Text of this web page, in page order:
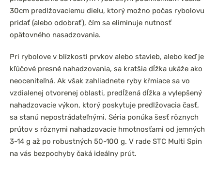
30cm predlžovaciemu dielu, ktorý možno počas rybolovu
pridať (alebo odobrať), čím sa eliminuje nutnosť
opätovného nasadzovania.
Pri rybolove v blízkosti prvkov alebo stavieb, alebo keď je
kľúčové presné nahadzovania, sa kratšia dĺžka ukáže ako
neoceniteľná. Ak však zahliadnete ryby kŕmiace sa vo
vzdialenej otvorenej oblasti, predĺžená dĺžka a vylepšený
nahadzovacie výkon, ktorý poskytuje predlžovacia časť,
sa stanú nepostrádateľnými. Séria ponúka šesť rôznych
prútov s rôznymi nahadzovacie hmotnosťami od jemných
3-14 g až po robustných 50-100 g. V rade STC Multi Spin
na vás bezpochyby čaká ideálny prút.